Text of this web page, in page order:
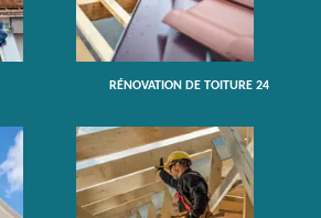
RÉNOVATION DE TOITURE 24